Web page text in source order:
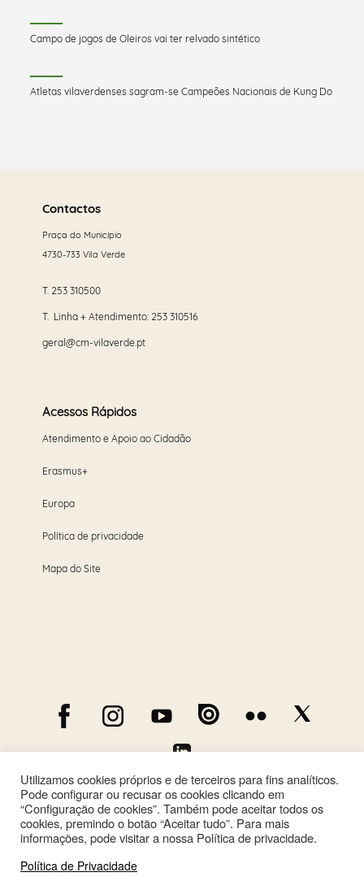
Campo de jogos de Oleiros vai ter relvado sintético
Atletas vilaverdenses sagram-se Campeões Nacionais de Kung Do
maisContactos
Praça do Município
4730-733 Vila Verde
T. 253 310500
T. Linha + Atendimento: 253 310516
geral@cm-vilaverde.pt
Acessos Rápidos
Atendimento e Apoio ao Cidadão
Erasmus+
Europa
Política de privacidade
Mapa do Site
Utilizamos cookies próprios e de terceiros para fins analíticos.
Pode configurar ou recusar os cookies clicando em
“Configuração de cookies”. Também pode aceitar todos os
cookies, premindo o botão “Aceitar tudo”. Para mais
informações, pode visitar a nossa Política de privacidade.
Política de Privacidade